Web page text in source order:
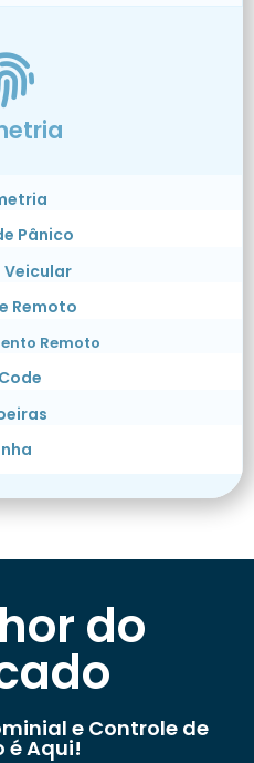
Pânico
Veicular
Remoto
Remoto
do
e Controle de
é Aqui!